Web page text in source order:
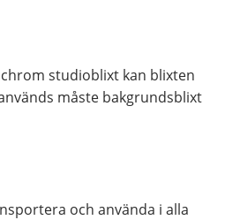
studioblixt kan blixten
måste bakgrundsblixt
och använda i alla